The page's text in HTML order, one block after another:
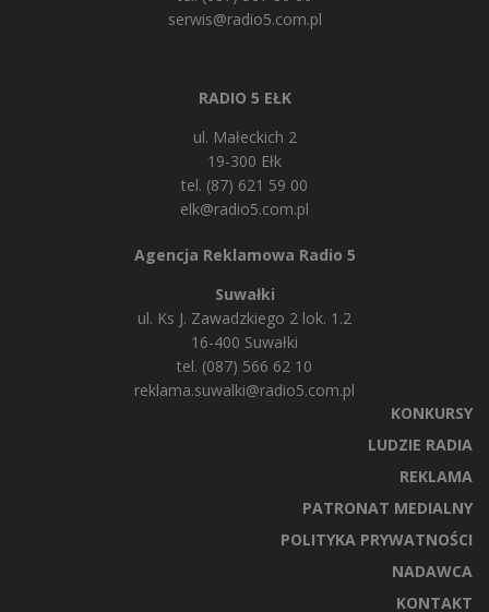
serwis@radio5.com.pl
RADIO 5 EŁK
ul. Małeckich 2
19-300 Ełk
tel. (87) 621 59 00
elk@radio5.com.pl
Agencja Reklamowa Radio 5
Suwałki
ul. Ks J. Zawadzkiego 2 lok. 1.2
16-400 Suwałki
tel. (087) 566 62 10
reklama.suwalki@radio5.com.pl
KONKURSY
LUDZIE RADIA
REKLAMA
PATRONAT MEDIALNY
POLITYKA PRYWATNOŚCI
NADAWCA
KONTAKT